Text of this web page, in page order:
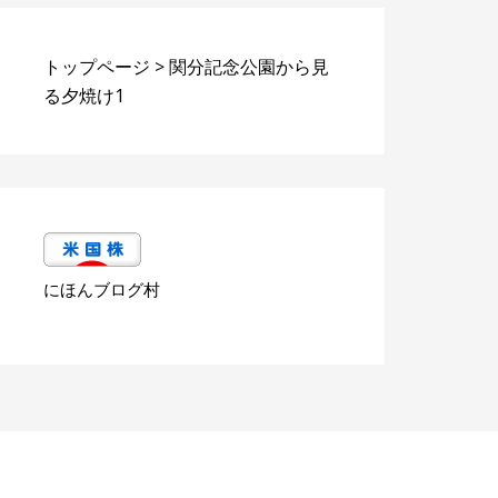
トップページ >関分記念公園から見
る夕焼け1
にほんブログ村